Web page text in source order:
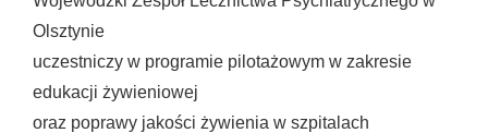
Olsztynie
uczestniczy w programie pilotażowym w zakresie
edukacji żywieniowej
oraz poprawy jakości żywienia w szpitalach